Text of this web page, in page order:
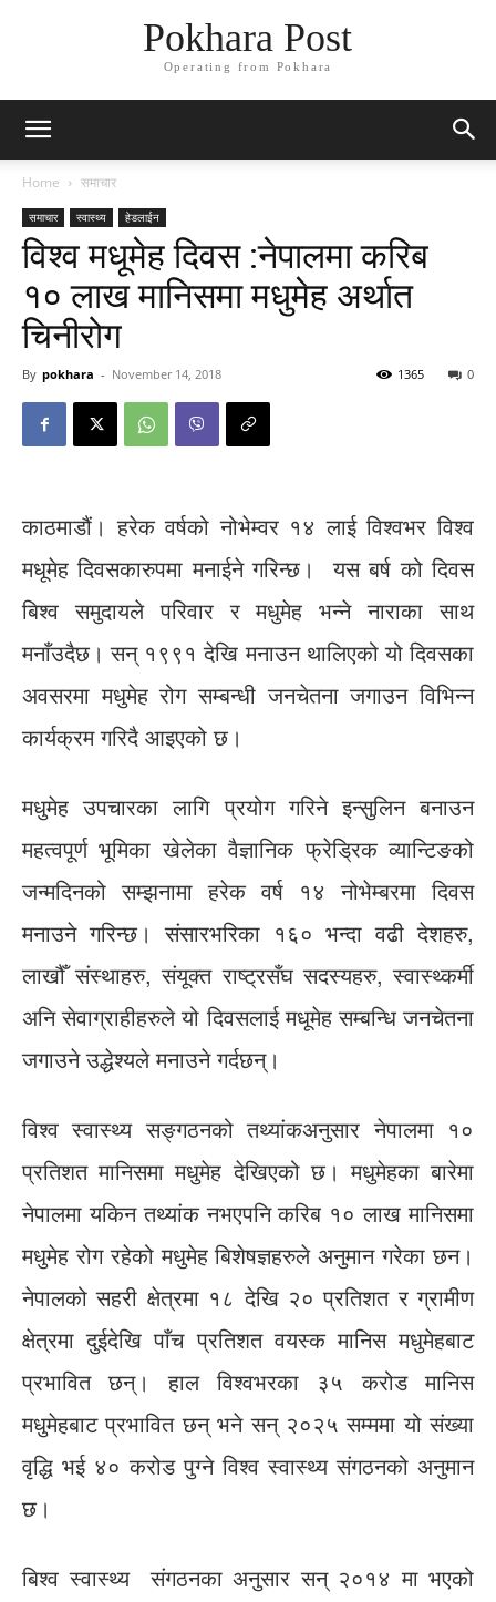
Pokhara Post
Operating from Pokhara
Home समाचार
समाचार स्वास्थ्य हेडलाईन
विश्व मधूमेह दिवस :नेपालमा करिब
१० लाख मानिसमा मधुमेह अर्थात
चिनीरोग
By pokhara - November 14, 2018 0
1365
काठमाडौं। हरेक वर्षको नोभेम्वर १४ लाई विश्वभर विश्व
मधूमेह दिवसकारुपमा मनाईने गरिन्छ। यस बर्ष को दिवस
बिश्व समुदायले परिवार र मधुमेह भन्ने नाराका साथ
मनाँउदैछ। सन् १९९१ देखि मनाउन थालिएको यो दिवसका
अवसरमा मधुमेह रोग सम्बन्धी जनचेतना जगाउन विभिन्न
कार्यक्रम गरिदै आइएको छ।
मधुमेह उपचारका लागि प्रयोग गरिने इन्सुलिन बनाउन
महत्वपूर्ण भूमिका खेलेका वैज्ञानिक फ्रेड्रिक व्यान्टिङको
जन्मदिनको सम्झनामा हरेक वर्ष १४ नोभेम्बरमा दिवस
मनाउने गरिन्छ। संसारभरिका १६० भन्दा वढी देशहरु,
लाखौँ संस्थाहरु, संयूक्त राष्ट्रसँघ सदस्यहरु, स्वास्थ्कर्मी
अनि सेवाग्राहीहरुले यो दिवसलाई मधूमेह सम्बन्धि जनचेतना
जगाउने उद्धेश्यले मनाउने गर्दछन्।
विश्व स्वास्थ्य सङ्गठनको तथ्यांकअनुसार नेपालमा १०
प्रतिशत मानिसमा मधुमेह देखिएको छ। मधुमेहका बारेमा
नेपालमा यकिन तथ्यांक नभएपनि करिब १० लाख मानिसमा
मधुमेह रोग रहेको मधुमेह बिशेषज्ञहरुले अनुमान गरेका छन।
नेपालको सहरी क्षेत्रमा १८ देखि २० प्रतिशत र ग्रामीण
क्षेत्रमा दुईदेखि पाँच प्रतिशत वयस्क मानिस मधुमेहबाट
प्रभावित छन्। हाल विश्वभरका ३५ करोड मानिस
मधुमेहबाट प्रभावित छन् भने सन् २०२५ सम्ममा यो संख्या
वृद्धि भई ४० करोड पुग्ने विश्व स्वास्थ्य संगठनको अनुमान
छ।
बिश्व स्वास्थ्य संगठनका अनुसार सन् २०१४ मा भएको